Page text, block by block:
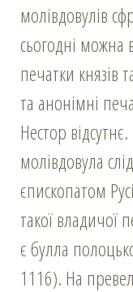
молівдовулів
сьогодні
печатки князів
та анонімні
Нестор
молівдовула
єпископатом
такої владичої
є булла
1116). На